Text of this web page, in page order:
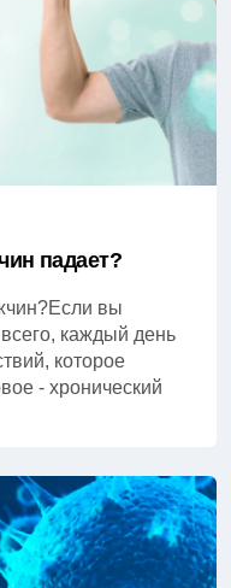
падает?
вы
каждый день
которое
- хронический